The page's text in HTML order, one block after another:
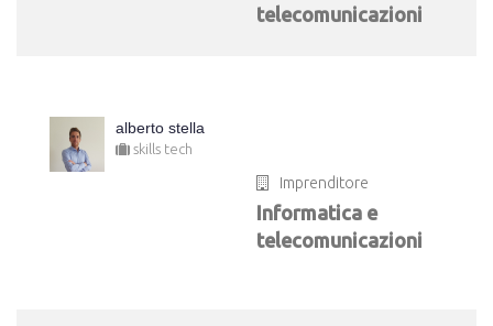
telecomunicazioni
alberto stella
skills tech
Imprenditore
Informatica e
telecomunicazioni